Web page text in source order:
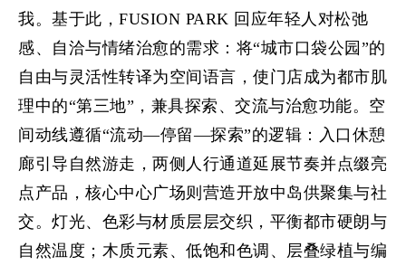
我。基于此，FUSION PARK 回应年轻人对松弛
感、自洽与情绪治愈的需求：将“城市口袋公园”的
自由与灵活性转译为空间语言，使门店成为都市肌
理中的“第三地”，兼具探索、交流与治愈功能。空
间动线遵循“流动—停留—探索”的逻辑：入口休憩
廊引导自然游走，两侧人行通道延展节奏并点缀亮
点产品，核心中心广场则营造开放中岛供聚集与社
交。灯光、色彩与材质层层交织，平衡都市硬朗与
自然温度；木质元素、低饱和色调、层叠绿植与编